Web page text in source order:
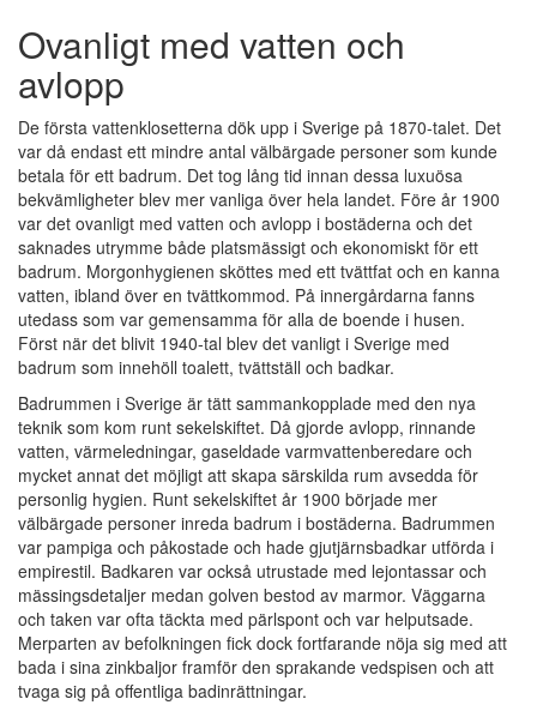
Ovanligt med vatten och
avlopp
De första vattenklosetterna dök upp i Sverige på 1870-talet. Det
var då endast ett mindre antal välbärgade personer som kunde
betala för ett badrum. Det tog lång tid innan dessa luxuösa
bekvämligheter blev mer vanliga över hela landet. Före år 1900
var det ovanligt med vatten och avlopp i bostäderna och det
saknades utrymme både platsmässigt och ekonomiskt för ett
badrum. Morgonhygienen sköttes med ett tvättfat och en kanna
vatten, ibland över en tvättkommod. På innergårdarna fanns
utedass som var gemensamma för alla de boende i husen.
Först när det blivit 1940-tal blev det vanligt i Sverige med
badrum som innehöll toalett, tvättställ och badkar.
Badrummen i Sverige är tätt sammankopplade med den nya
teknik som kom runt sekelskiftet. Då gjorde avlopp, rinnande
vatten, värmeledningar, gaseldade varmvattenberedare och
mycket annat det möjligt att skapa särskilda rum avsedda för
personlig hygien. Runt sekelskiftet år 1900 började mer
välbärgade personer inreda badrum i bostäderna. Badrummen
var pampiga och påkostade och hade gjutjärnsbadkar utförda i
empirestil. Badkaren var också utrustade med lejontassar och
mässingsdetaljer medan golven bestod av marmor. Väggarna
och taken var ofta täckta med pärlspont och var helputsade.
Merparten av befolkningen fick dock fortfarande nöja sig med att
bada i sina zinkbaljor framför den sprakande vedspisen och att
tvaga sig på offentliga badinrättningar.